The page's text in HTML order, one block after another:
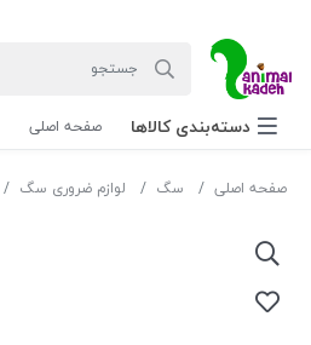
دسته‌بندی‌ کالاها صفحه اصلی
صفحه اصلی سگ لوازم ضروری سگ